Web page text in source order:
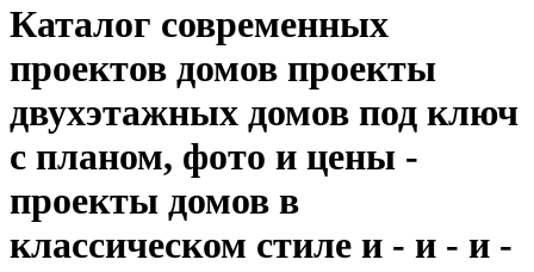
Каталог современных
проектов домов проекты
двухэтажных домов под ключ
с планом, фото и цены -
проекты домов в
классическом стиле и - и - и -